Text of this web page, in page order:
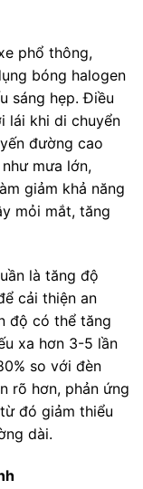
phổ thông,
bóng halogen
sáng hẹp. Điều
lái khi di chuyển
đường cao
mưa lớn,
giảm khả năng
mỏi mắt, tăng
là tăng độ
cải thiện an
độ có thể tăng
xa hơn 3-5 lần
so với đèn
rõ hơn, phản ứng
đó giảm thiểu
dài.